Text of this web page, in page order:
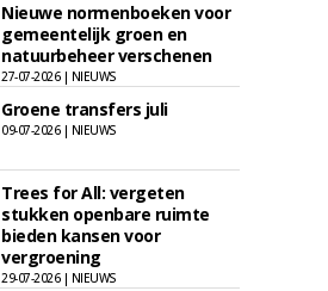
Nieuwe normenboeken voor
gemeentelijk groen en
natuurbeheer verschenen
27-07-2026 | NIEUWS
Groene transfers juli
09-07-2026 | NIEUWS
Trees for All: vergeten
stukken openbare ruimte
bieden kansen voor
vergroening
29-07-2026 | NIEUWS